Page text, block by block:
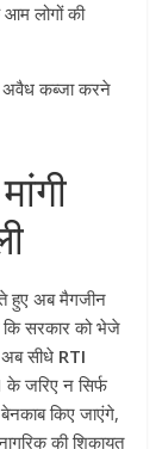
लोगों की
कब्जा करने
हुए अब मैगजीन
सरकार को भेजे
अब सीधे RTI
के जरिए न सिर्फ
किए जाएंगे,
की शिकायत